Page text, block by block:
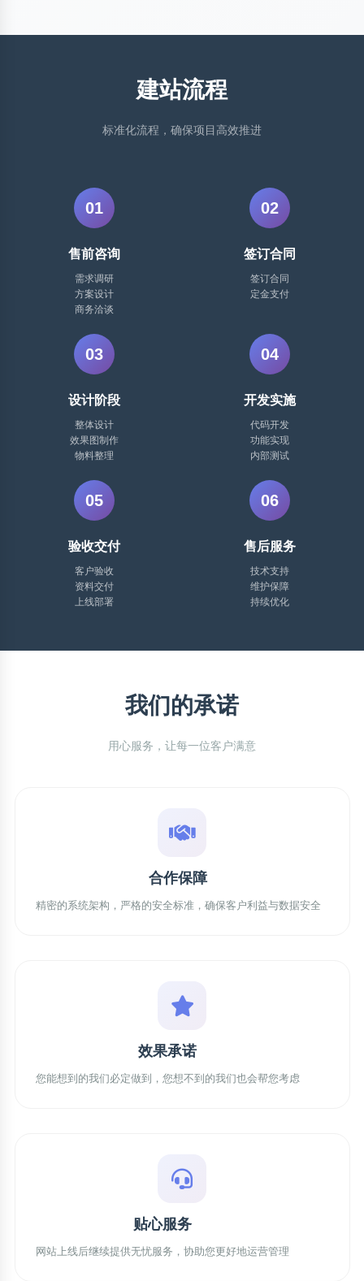
建站流程
标准化流程，确保项目高效推进
01
售前咨询
需求调研
方案设计
商务洽谈
02
签订合同
签订合同
定金支付
03
设计阶段
整体设计
效果图制作
物料整理
04
开发实施
代码开发
功能实现
内部测试
05
验收交付
客户验收
资料交付
上线部署
06
售后服务
技术支持
维护保障
持续优化
我们的承诺
用心服务，让每一位客户满意
合作保障
精密的系统架构，严格的安全标准，确保客户利益与数据安全
效果承诺
您能想到的我们必定做到，您想不到的我们也会帮您考虑
贴心服务
网站上线后继续提供无忧服务，协助您更好地运营管理